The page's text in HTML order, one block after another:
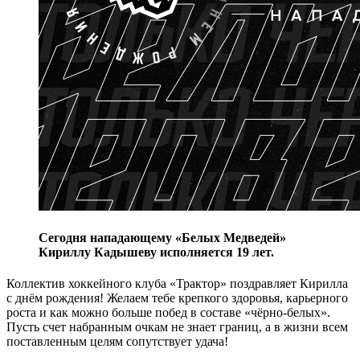
Сегодня нападающему «Белых Медведей»
Кириллу Кадышеву исполняется 19 лет.
Коллектив хоккейного клуба «Трактор» поздравляет Кирилла
с днём рождения! Желаем тебе крепкого здоровья, карьерного
роста и как можно больше побед в составе «чёрно-белых».
Пусть счет набранным очкам не знает границ, а в жизни всем
поставленным целям сопутствует удача!